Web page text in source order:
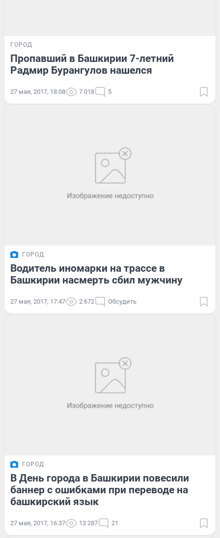
ГОРОД
Пропавший в Башкирии 7-летний
Радмир Бурангулов нашелся
27 мая, 2017, 18:08 7 018 5
ГОРОД
Водитель иномарки на трассе в
Башкирии насмерть сбил мужчину
27 мая, 2017, 17:47 2 672 Обсудить
ГОРОД
В День города в Башкирии повесили
баннер с ошибками при переводе на
башкирский язык
27 мая, 2017, 16:37 13 287 21